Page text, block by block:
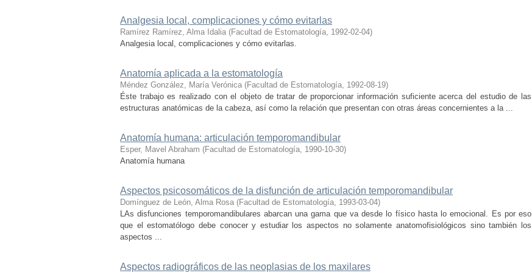
Analgesia local, complicaciones y cómo evitarlas
Ramírez Ramírez, Alma Idalia (Facultad de Estomatología, 1992-02-04)
Analgesia local, complicaciones y cómo evitarlas.
Anatomía aplicada a la estomatología
Méndez González, María Verónica (Facultad de Estomatología, 1992-08-19)
Éste trabajo es realizado con el objeto de tratar de proporcionar información suficiente acerca del estudio de las
estructuras anatómicas de la cabeza, así como la relación que presentan con otras áreas concernientes a la ...
Anatomía humana: articulación temporomandibular
Esper, Mavel Abraham (Facultad de Estomatología, 1990-10-30)
Anatomía humana
Aspectos psicosomáticos de la disfunción de articulación temporomandibular
Domínguez de León, Alma Rosa (Facultad de Estomatología, 1993-03-04)
LAs disfunciones temporomandibulares abarcan una gama que va desde lo físico hasta lo emocional. Es por eso
que el estomatólogo debe conocer y estudiar los aspectos no solamente anatomofisiológicos sino también los
aspectos ...
Aspectos radiográficos de las neoplasias de los maxilares